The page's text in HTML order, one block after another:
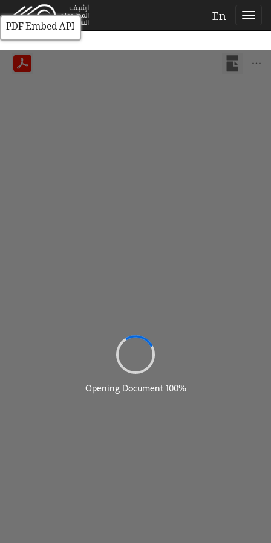
En
PDF Embed API